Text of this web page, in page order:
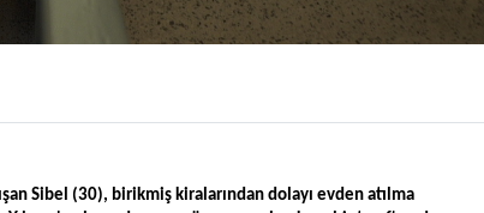
Sibel (30), birikmiş kiralarından dolayı evden atılma